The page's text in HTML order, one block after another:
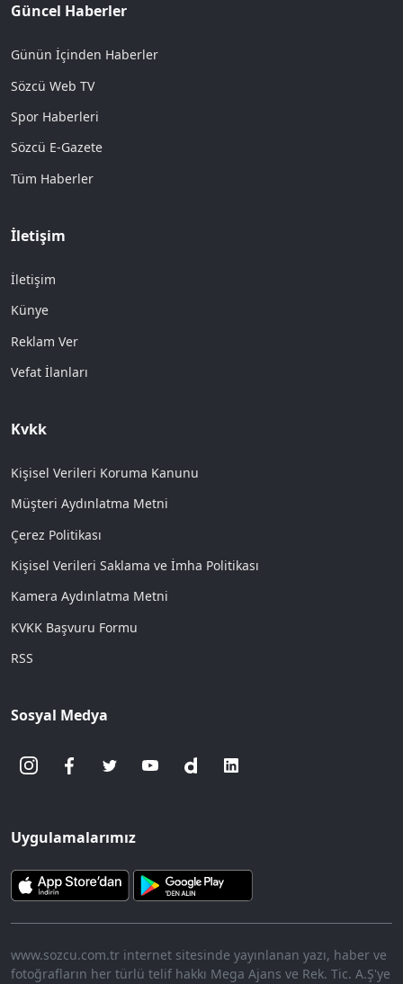
Güncel Haberler
Günün İçinden Haberler
Sözcü Web TV
Spor Haberleri
Sözcü E-Gazete
Tüm Haberler
İletişim
İletişim
Künye
Reklam Ver
Vefat İlanları
Kvkk
Kişisel Verileri Koruma Kanunu
Müşteri Aydınlatma Metni
Çerez Politikası
Kişisel Verileri Saklama ve İmha Politikası
Kamera Aydınlatma Metni
KVKK Başvuru Formu
RSS
Sosyal Medya
Uygulamalarımız
www.sozcu.com.tr internet sitesinde yayınlanan yazı, haber ve
fotoğrafların her türlü telif hakkı Mega Ajans ve Rek. Tic. A.Ş'ye